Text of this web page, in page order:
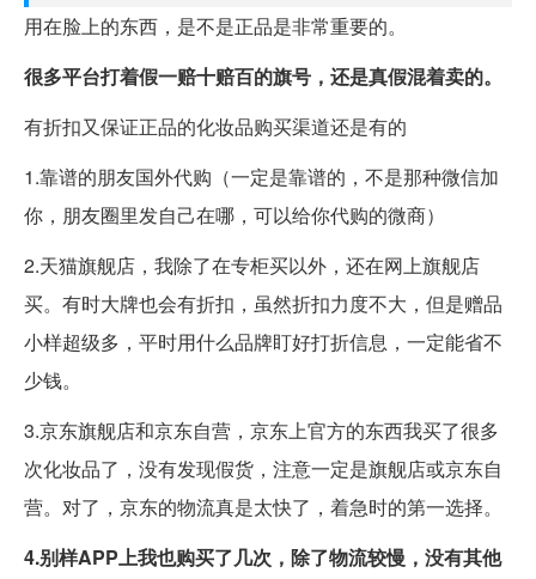
用在脸上的东西，是不是正品是非常重要的。
很多平台打着假一赔十赔百的旗号，还是真假混着卖的。
有折扣又保证正品的化妆品购买渠道还是有的
1.靠谱的朋友国外代购（一定是靠谱的，不是那种微信加
你，朋友圈里发自己在哪，可以给你代购的微商）
2.天猫旗舰店，我除了在专柜买以外，还在网上旗舰店
买。有时大牌也会有折扣，虽然折扣力度不大，但是赠品
小样超级多，平时用什么品牌盯好打折信息，一定能省不
少钱。
3.京东旗舰店和京东自营，京东上官方的东西我买了很多
次化妆品了，没有发现假货，注意一定是旗舰店或京东自
营。对了，京东的物流真是太快了，着急时的第一选择。
4.别样APP上我也购买了几次，除了物流较慢，没有其他